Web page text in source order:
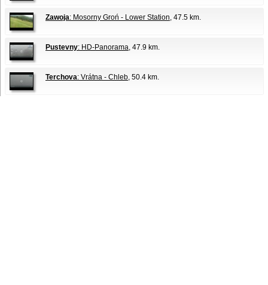
Zawoja: Mosorny Groń - Lower Station, 47.5 km.
Pustevny: HD-Panorama, 47.9 km.
Terchova: Vrátna - Chleb, 50.4 km.